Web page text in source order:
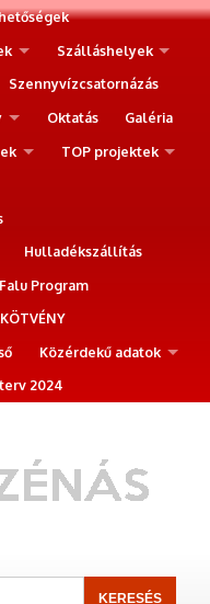
Szálláshelyek
Szennyvízcsatornázás
Oktatás
Galéria
TOP projektek
Hulladékszállítás
Program
Közérdekű adatok
2024